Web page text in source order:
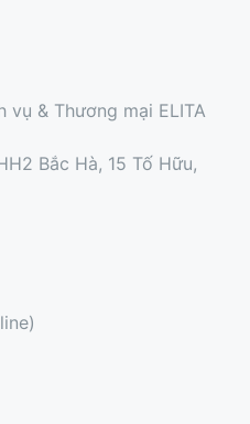
vụ & Thương mại ELITA
Bắc Hà, 15 Tố Hữu,